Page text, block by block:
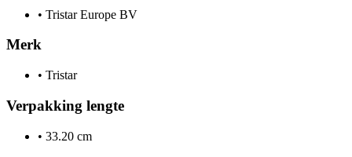
• Tristar Europe BV
Merk
• Tristar
Verpakking lengte
• 33.20 cm